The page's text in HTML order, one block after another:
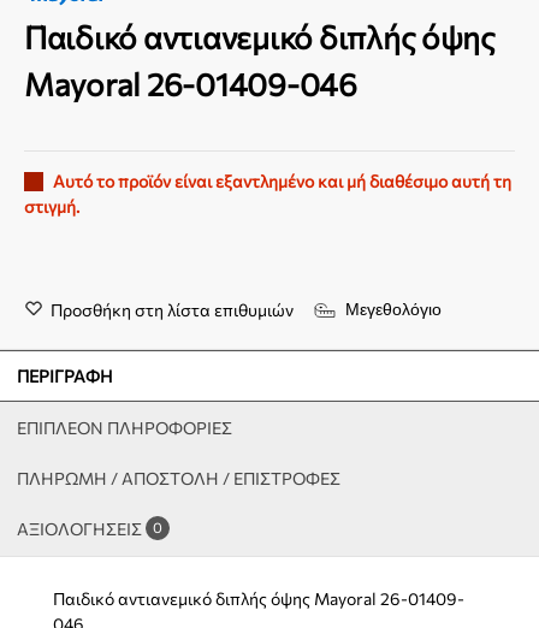
Παιδικό αντιανεμικό διπλής όψης
Mayoral 26-01409-046
Αυτό το προϊόν είναι εξαντλημένο και μή διαθέσιμο αυτή τη
στιγμή.
Προσθήκη στη λίστα επιθυμιών Μεγεθολόγιο
ΠΕΡΙΓΡΑΦΉ
ΕΠΙΠΛΈΟΝ ΠΛΗΡΟΦΟΡΊΕΣ
ΠΛΗΡΩΜΗ / ΑΠΟΣΤΟΛΗ / ΕΠΙΣΤΡΟΦΕΣ
ΑΞΙΟΛΟΓΉΣΕΙΣ 0
Παιδικό αντιανεμικό διπλής όψης Mayoral 26-01409-
046